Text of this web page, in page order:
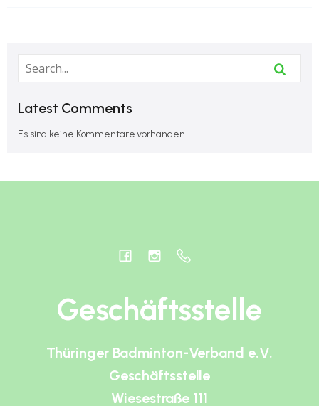
Latest Comments
Es sind keine Kommentare vorhanden.
Geschäftsstelle
Thüringer Badminton-Verband e.V.
Geschäftsstelle
Wiesestraße 111